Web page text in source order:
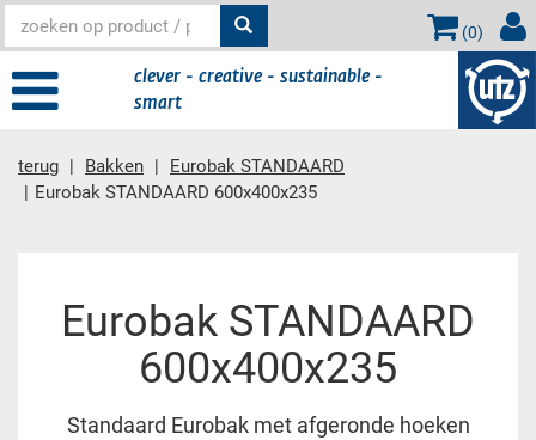
(0)
clever - creative - sustainable -
smart
terug Bakken
Eurobak STANDAARD
Eurobak STANDAARD 600x400x235
Eurobak STANDAARD
600x400x235
Standaard Eurobak met afgeronde hoeken